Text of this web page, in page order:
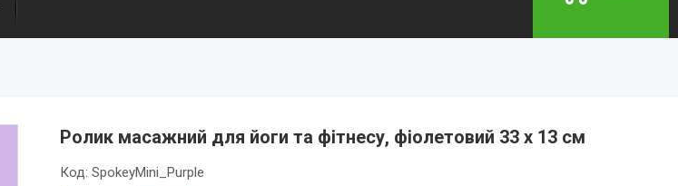
Ролик масажний для йоги та фітнесу, фіолетовий 33 х 13 см
Код: SpokeyMini_Purple